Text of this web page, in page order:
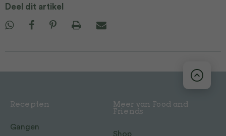
Deel dit artikel
Recepten
Gangen
Meer van Food and
Friends
Shop